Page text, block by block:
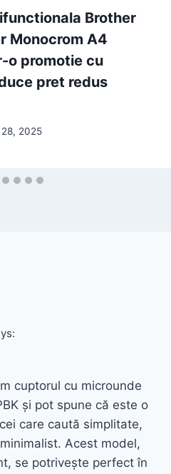
Brother
Monocrom A4
o promotie cu
pret redus
2025
cuptorul cu microunde
și pot spune că este o
care caută simplitate,
Acest model,
se potrivește perfect în